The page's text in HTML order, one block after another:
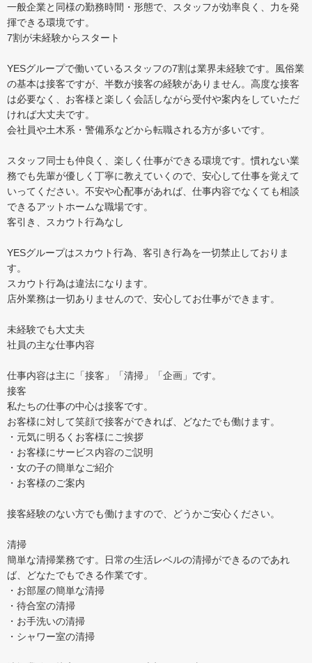
一般企業と同様の勤務時間・形態で、スタッフが効率良く、力を発
揮できる環境です。
7割が未経験からスタート
YESグループで働いているスタッフの7割は業界未経験です。風俗業
の基本は接客ですが、半数が接客の経験がありません。高度な接客
は必要なく、お客様と楽しく会話しながら受付や案内をしていただ
ければ大丈夫です。
会社員や土木系・警備系などから転職される方が多いです。
スタッフ同士も仲良く、楽しく仕事ができる環境です。慣れない業
務でも先輩が優しく丁寧に教えていくので、安心して仕事を覚えて
いってください。不安や心配事があれば、仕事内容でなくても相談
できるアットホームな職場です。
客引き、スカウト行為なし
YESグループはスカウト行為、客引き行為を一切禁止しておりま
す。
スカウト行為は違法になります。
店外業務は一切ありませんので、安心してお仕事ができます。
未経験でも大丈夫
社員の主な仕事内容
仕事内容は主に「接客」「清掃」「企画」です。
接客
私たちの仕事の中心は接客です。
お客様に対して笑顔で接客ができれば、どなたでも働けます。
・元気に明るくお客様にご挨拶
・お客様にサービス内容のご説明
・女の子の簡単なご紹介
・お客様のご案内
接客経験のない方でも働けますので、どうかご安心ください。
清掃
簡単な清掃業務です。日常の生活レベルの清掃ができるのであれ
ば、どなたでもできる作業です。
・お部屋の簡単な清掃
・待合室の清掃
・お手洗いの清掃
・シャワー室の清掃